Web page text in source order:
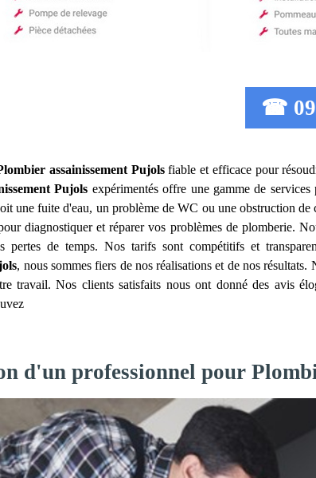
☎ 09
assainissement Pujolsfiable et efficace pour
Pujols expérimentés offre une gamme de
une fuite d'eau, un problème de WC ou une obstruction de
diagnostiquer et réparer vos problèmes de plomberie.
pertes de temps. Nos tarifs sont compétitifs et
, nous sommes fiers de nos réalisations et de nos
travail. Nos clients satisfaits nous ont donné des avis
d'un professionnel pour